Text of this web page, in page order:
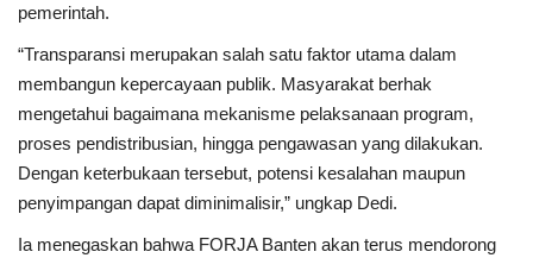
pemerintah.
“Transparansi merupakan salah satu faktor utama dalam
membangun kepercayaan publik. Masyarakat berhak
mengetahui bagaimana mekanisme pelaksanaan program,
proses pendistribusian, hingga pengawasan yang dilakukan.
Dengan keterbukaan tersebut, potensi kesalahan maupun
penyimpangan dapat diminimalisir,” ungkap Dedi.
Ia menegaskan bahwa FORJA Banten akan terus mendorong